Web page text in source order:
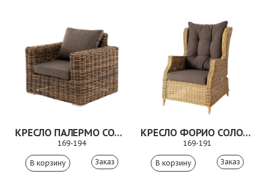
КРЕСЛО ПАЛЕРМО СОЛОМЕННЫЙ
169-194
Заказ
КРЕСЛО ФОРИО СОЛОМЕННЫЙ
169-191
Заказ